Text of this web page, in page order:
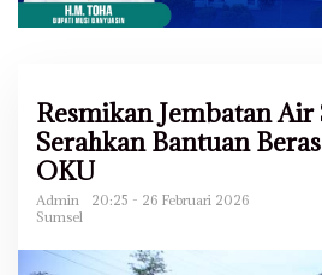
Resmikan Jembatan
Serahkan Bantuan
OKU
Admin
20:25 - 26 Februari 2026
Sumsel